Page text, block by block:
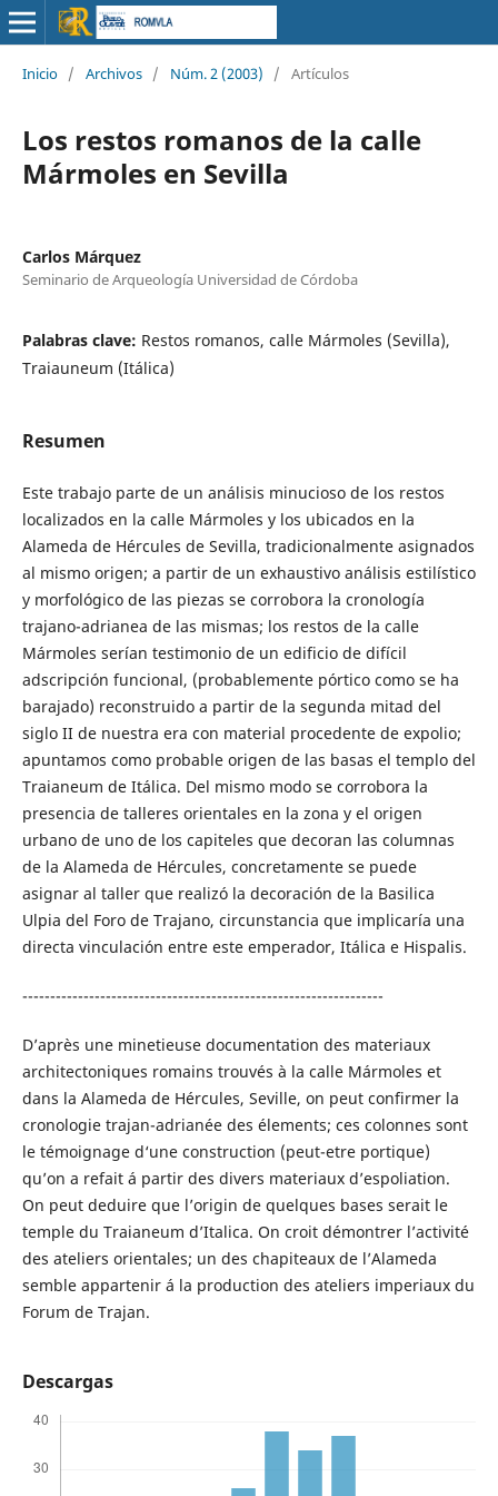
Inicio / Archivos / Núm. 2 (2003) / Artículos
Los restos romanos de la calle
Mármoles en Sevilla
Carlos Márquez
Seminario de Arqueología Universidad de Córdoba
Palabras clave: Restos romanos, calle Mármoles (Sevilla),
Traiauneum (Itálica)
Resumen
Este trabajo parte de un análisis minucioso de los restos
localizados en la calle Mármoles y los ubicados en la
Alameda de Hércules de Sevilla, tradicionalmente asignados
al mismo origen; a partir de un exhaustivo análisis estilístico
y morfológico de las piezas se corrobora la cronología
trajano-adrianea de las mismas; los restos de la calle
Mármoles serían testimonio de un edificio de difícil
adscripción funcional, (probablemente pórtico como se ha
barajado) reconstruido a partir de la segunda mitad del
siglo II de nuestra era con material procedente de expolio;
apuntamos como probable origen de las basas el templo del
Traianeum de Itálica. Del mismo modo se corrobora la
presencia de talleres orientales en la zona y el origen
urbano de uno de los capiteles que decoran las columnas
de la Alameda de Hércules, concretamente se puede
asignar al taller que realizó la decoración de la Basilica
Ulpia del Foro de Trajano, circunstancia que implicaría una
directa vinculación entre este emperador, Itálica e Hispalis.
-----------------------------------------------------------------
D’après une minetieuse documentation des materiaux
architectoniques romains trouvés à la calle Mármoles et
dans la Alameda de Hércules, Seville, on peut confirmer la
cronologie trajan-adrianée des élements; ces colonnes sont
le témoignage d‘une construction (peut-etre portique)
qu’on a refait á partir des divers materiaux d’espoliation.
On peut deduire que l’origin de quelques bases serait le
temple du Traianeum d’Italica. On croit démontrer l’activité
des ateliers orientales; un des chapiteaux de l’Alameda
semble appartenir á la production des ateliers imperiaux du
Forum de Trajan.
Descargas